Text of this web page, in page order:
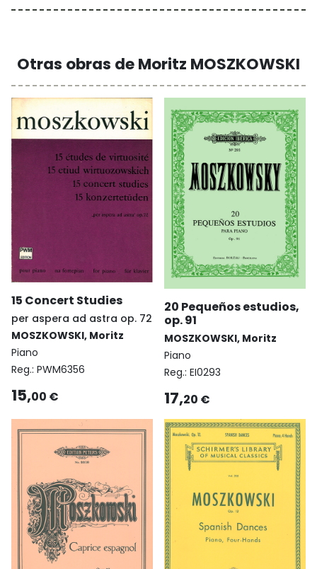
Otras obras de Moritz MOSZKOWSKI
15 Concert Studies
per aspera ad astra op. 72
MOSZKOWSKI, Moritz
Piano
Reg.: PWM6356
15,00 €
20 Pequeños estudios,
op. 91
MOSZKOWSKI, Moritz
Piano
Reg.: EI0293
17,20 €